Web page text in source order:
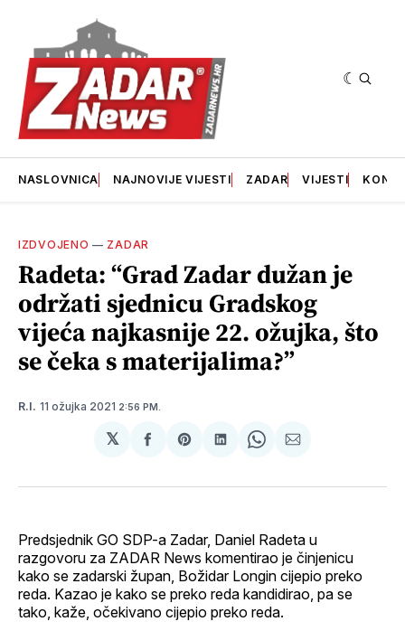
NASLOVNICA NAJNOVIJE VIJESTI ZADAR VIJESTI
IZDVOJENO — ZADAR
Radeta: “Grad Zadar dužan je
održati sjednicu Gradskog
vijeća najkasnije 22. ožujka, što
se čeka s materijalima?”
R.I. 11 ožujka 2021 2:56 PM.
𝕏
podijeliSharepodijeliSharepodijeli
Predsjednik GO SDP-a Zadar, Daniel Radeta u
razgovoru za ZADAR News komentirao je činjenicu
kako se zadarski župan, Božidar Longin cijepio preko
reda. Kazao je kako se preko reda kandidirao, pa se
tako, kaže, očekivano cijepio preko reda.